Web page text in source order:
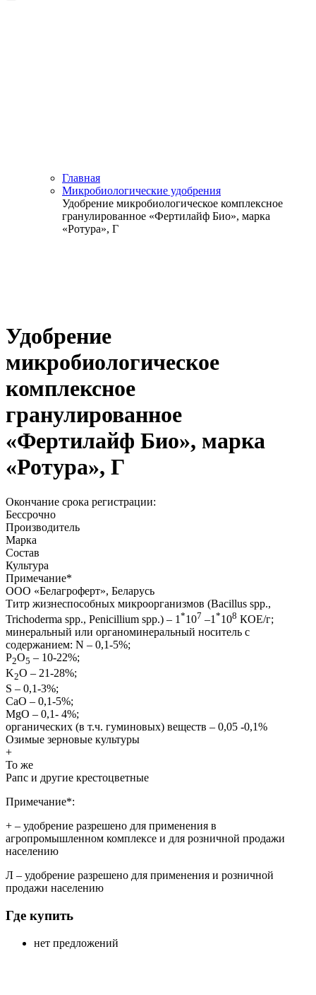
Главная
Микробиологические удобрения
Удобрение микробиологическое комплексное
гранулированное «Фертилайф Био», марка
«Ротура», Г
Удобрение
микробиологическое
комплексное
гранулированное
«Фертилайф Био», марка
«Ротура», Г
Окончание срока регистрации:
Бессрочно
Производитель
Марка
Состав
Культура
Примечание*
OОO «Белагроферт», Беларусь
Титр жизнеспособных микроорганизмов (Bacillus spp.,
Trichoderma spp., Penicillium spp.) – 1 *107 –1 *108 КОЕ/г;
минеральный или органоминеральный носитель с
содержанием: N – 0,1-5%;
Р2О5 – 10-22%;
K2O – 21-28%;
S – 0,1-3%;
СаО – 0,1-5%;
MgO – 0,1- 4%;
органических (в т.ч. гуминовых) веществ – 0,05 -0,1%
Озимые зерновые культуры
+
То же
Рапс и другие крестоцветные
Примечание*:
+ – удобрение разрешено для применения в
агропромышленном комплексе и для розничной продажи
населению
Л – удобрение разрешено для применения и розничной
продажи населению
Где купить
нет предложений